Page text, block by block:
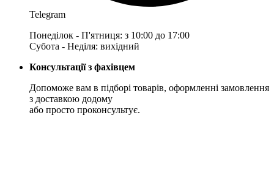
Telegram
Понеділок - П'ятниця: з 10:00 до 17:00
Субота - Неділя: вихідний
Консультації з фахівцем
Допоможе вам в підборі товарів, оформленні замовлення
з доставкою додому
або просто проконсультує.